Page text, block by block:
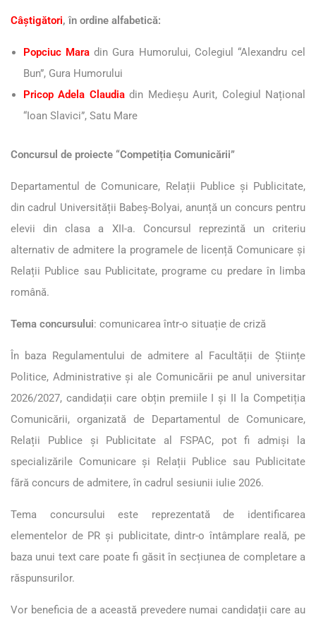
Câștigători, în ordine alfabetică:
Popciuc Mara din Gura Humorului, Colegiul “Alexandru cel
Bun”, Gura Humorului
Pricop Adela Claudiadin Medieșu Aurit, Colegiul Național
“Ioan Slavici”, Satu Mare
Concursul de proiecte “Competiția Comunicării”
Departamentul de Comunicare, Relații Publice și Publicitate,
din cadrul Universității Babeș-Bolyai, anunță un concurs pentru
elevii din clasa a XII-a. Concursul reprezintă un criteriu
alternativ de admitere la programele de licență Comunicare și
Relații Publice sau Publicitate, programe cu predare în limba
română.
Tema concursului: comunicarea într-o situație de criză
În baza Regulamentului de admitere al Facultății de Științe
Politice, Administrative și ale Comunicării pe anul universitar
2026/2027, candidații care obțin premiile I și II la Competiția
Comunicării, organizată de Departamentul de Comunicare,
Relații Publice și Publicitate al FSPAC, pot fi admiși la
specializările Comunicare și Relații Publice sau Publicitate
fără concurs de admitere, în cadrul sesiunii iulie 2026.
Tema concursului este reprezentată de identificarea
elementelor de PR și publicitate, dintr-o întâmplare reală, pe
baza unui text care poate fi găsit în secțiunea de completare a
răspunsurilor.
Vor beneficia de a această prevedere numai candidații care au